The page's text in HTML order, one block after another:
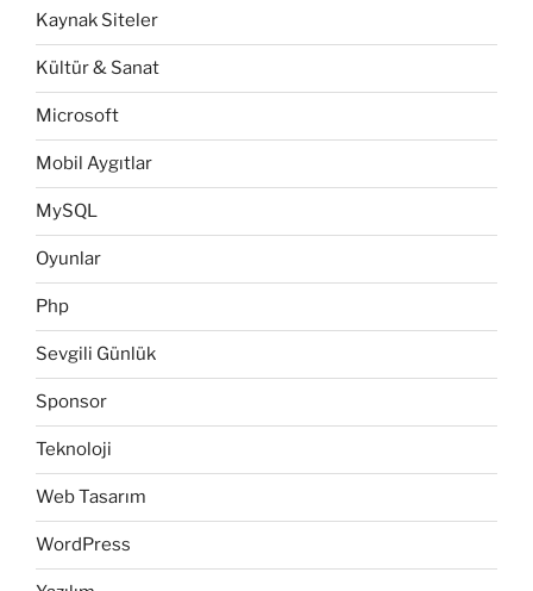
Kaynak Siteler
Kültür & Sanat
Microsoft
Mobil Aygıtlar
MySQL
Oyunlar
Php
Sevgili Günlük
Sponsor
Teknoloji
Web Tasarım
WordPress